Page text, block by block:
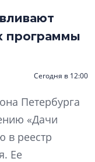
программы
Сегодня в 12:00
Петербурга
«Дачи
в реестр
Ее